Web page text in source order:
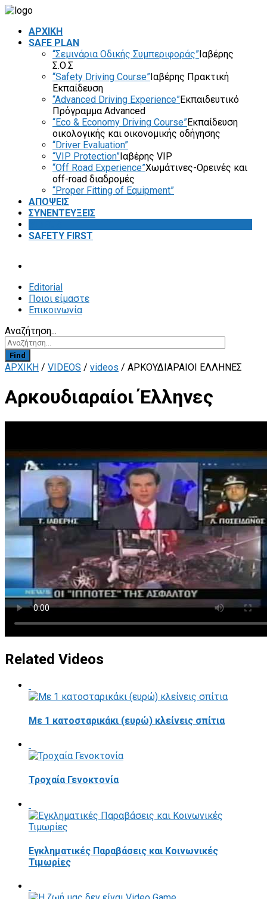
ΑΡΧΙΚΗ
SAFE PLAN
“Σεμινάρια Οδικής Συμπεριφοράς”Ιαβέρης
Σ.Ο.Σ
“Safety Driving Course”Ιαβέρης Πρακτική
Εκπαίδευση
“Advanced Driving Experience”Εκπαιδευτικό
Πρόγραμμα Advanced
“Eco & Economy Driving Course”Εκπαίδευση
οικολογικής και οικονομικής οδήγησης
“Driver Evaluation”
“VIP Protection”Ιαβέρης VIP
“Off Road Experience”Χωμάτινες-Ορεινές και
off-road διαδρομές
“Proper Fitting of Equipment”
ΑΠΟΨΕΙΣ
ΣΥΝΕΝΤΕΥΞΕΙΣ
SAFETY FIRST
Editorial
Ποιοι είμαστε
Επικοινωνία
Αναζήτηση...
Find
ΑΡΧΙΚΗ / VIDEOS / videos / ΑΡΚΟΥΔΙΑΡΑΊΟΙ ΈΛΛΗΝΕΣ
Αρκουδιαραίοι Έλληνες
Related Videos
Με 1 κατοσταρικάκι (ευρώ) κλείνεις σπίτια
Τροχαία Γενοκτονία
Εγκληματικές Παραβάσεις και Κοινωνικές
Τιμωρίες